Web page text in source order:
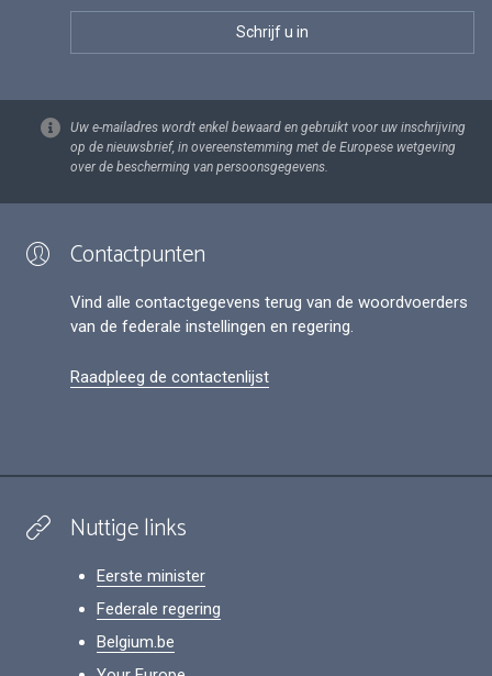
Uw e-mailadres wordt enkel bewaard en gebruikt voor uw inschrijving
op de nieuwsbrief, in overeenstemming met de Europese wetgeving
over de bescherming van persoonsgegevens.
Contactpunten
Vind alle contactgegevens terug van de woordvoerders
van de federale instellingen en regering.
Raadpleeg de contactenlijst
Nuttige links
Eerste minister
Federale regering
Belgium.be